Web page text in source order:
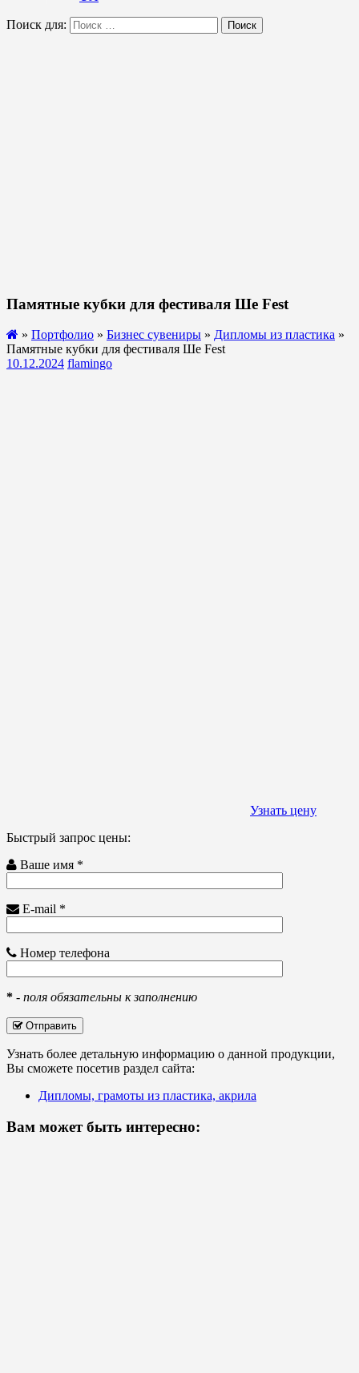
Поиск для: Поиск
Памятные кубки для фестиваля Ше Fest
» Портфолио » Бизнес сувениры » Дипломы из пластика »
Памятные кубки для фестиваля Ше Fest
10.12.2024 flamingo
Узнать цену
Быстрый запрос цены:
Ваше имя *
E-mail *
Номер телефона
* - поля обязательны к заполнению
Отправить
Узнать более детальную информацию о данной продукции,
Вы сможете посетив раздел сайта:
Дипломы, грамоты из пластика, акрила
Вам может быть интересно: